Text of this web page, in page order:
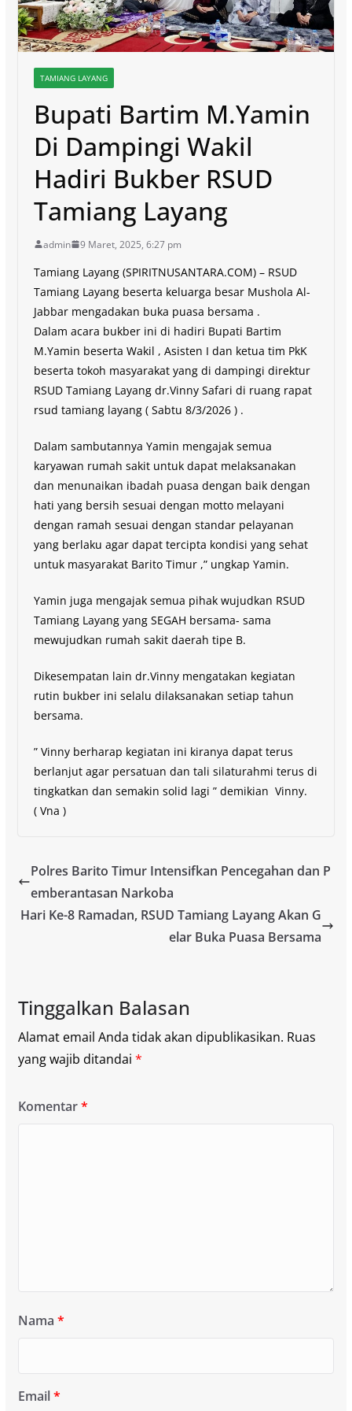
TAMIANG LAYANG
Bupati Bartim M.Yamin
Di Dampingi Wakil
Hadiri Bukber RSUD
Tamiang Layang
admin 9 Maret, 2025, 6:27 pm
Tamiang Layang (SPIRITNUSANTARA.COM) – RSUD
Tamiang Layang beserta keluarga besar Mushola Al-
Jabbar mengadakan buka puasa bersama .
Dalam acara bukber ini di hadiri Bupati Bartim
M.Yamin beserta Wakil , Asisten I dan ketua tim PkK
beserta tokoh masyarakat yang di dampingi direktur
RSUD Tamiang Layang dr.Vinny Safari di ruang rapat
rsud tamiang layang ( Sabtu 8/3/2026 ) .
Dalam sambutannya Yamin mengajak semua
karyawan rumah sakit untuk dapat melaksanakan
dan menunaikan ibadah puasa dengan baik dengan
hati yang bersih sesuai dengan motto melayani
dengan ramah sesuai dengan standar pelayanan
yang berlaku agar dapat tercipta kondisi yang sehat
untuk masyarakat Barito Timur ,” ungkap Yamin.
Yamin juga mengajak semua pihak wujudkan RSUD
Tamiang Layang yang SEGAH bersama- sama
mewujudkan rumah sakit daerah tipe B.
Dikesempatan lain dr.Vinny mengatakan kegiatan
rutin bukber ini selalu dilaksanakan setiap tahun
bersama.
” Vinny berharap kegiatan ini kiranya dapat terus
berlanjut agar persatuan dan tali silaturahmi terus di
tingkatkan dan semakin solid lagi ” demikian Vinny.
( Vna )
Polres Barito Timur Intensifkan Pencegahan dan P
emberantasan Narkoba
Hari Ke-8 Ramadan, RSUD Tamiang Layang Akan G
elar Buka Puasa Bersama
Tinggalkan Balasan
Alamat email Anda tidak akan dipublikasikan. Ruas
yang wajib ditandai *
Komentar*
Nama *
Email*